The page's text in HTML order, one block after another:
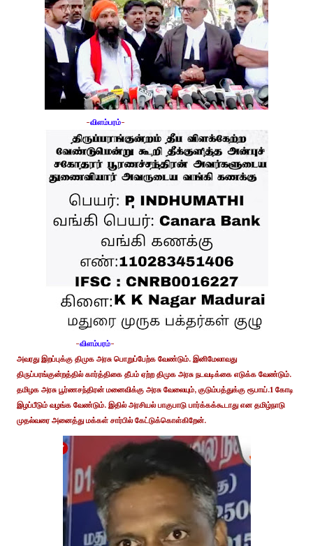
-விளம்பரம்-
-விளம்பரம்-
அவரது இறப்புக்கு திமுக அரசு பொறுப்பேற்க வேண்டும். இனிமேலாவது
திருப்பரங்குன்றத்தில் கார்த்திகை தீபம் ஏற்ற திமுக அரசு நடவடிக்கை எடுக்க வேண்டும்.
தமிழக அரசு பூர்ணசந்திரன் மனைவிக்கு அரசு வேலையும், குடும்பத்துக்கு ரூபாய்.1 கோடி
இழப்பீடும் வழங்க வேண்டும். இதில் அரசியல் பாகுபாடு பார்க்கக்கூடாது என தமிழ்நாடு
முதல்வரை அனைத்து மக்கள் சார்பில் கேட்டுக்கொள்கிறேன்.